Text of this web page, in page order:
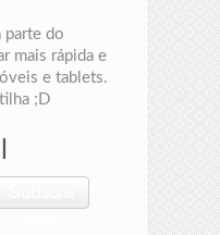
do
mais rápida e
e tablets.
;D
ver